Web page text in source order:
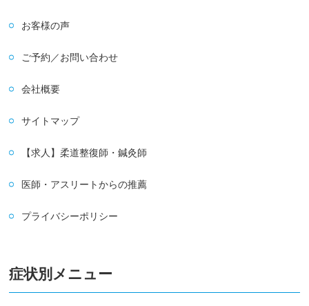
お客様の声
ご予約／お問い合わせ
会社概要
サイトマップ
【求人】柔道整復師・鍼灸師
医師・アスリートからの推薦
プライバシーポリシー
症状別メニュー